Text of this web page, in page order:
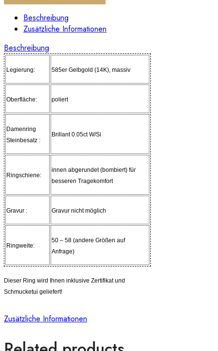
Beschreibung
Zusätzliche Informationen
Beschreibung
Legierung: 585er Gelbgold (14K), massiv
Oberfläche: poliert
Damenring
Steinbesatz :
Brillant 0.05ct W/Si
Ringschiene:
innen abgerundet (bombiert) für
besseren Tragekomfort
Gravur : Gravur nicht möglich
Ringweite:
50 – 58 (andere Größen auf
Anfrage)
Dieser Ring wird Ihnen inklusive Zertifikat und
Schmucketui geliefert!
Zusätzliche Informationen